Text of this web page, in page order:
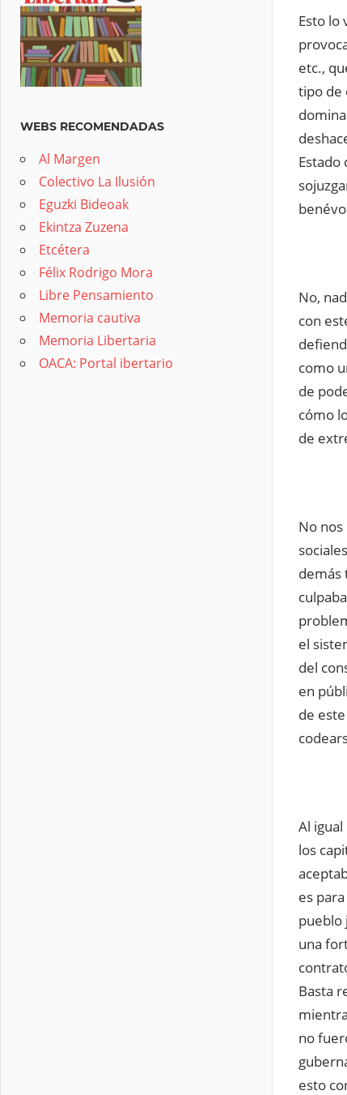
Esto lo
etc.,
tipo de
Estado
No,
con
como
de
cómo
de
No
demás
el
del
en
de
Al
los
es
pueblo
una
Basta
no
esto
WEBS RECOMENDADAS
Al Margen
Colectivo La Ilusión
Eguzki Bideoak
Ekintza Zuzena
Etcétera
Félix Rodrigo Mora
Libre Pensamiento
Memoria cautiva
Memoria Libertaria
OACA: Portal ibertario